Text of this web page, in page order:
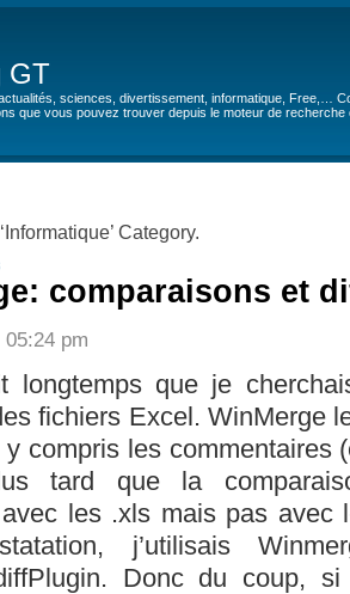
GT
sciences, divertissement, informatique, Free,…
que vous pouvez trouver depuis le moteur de recherche
Category.
comparaisons et
pm
longtemps que je
fichiers Excel. WinMerge
compris les commentaires
tard que la
les .xls mais pas avec
j’utilisais
Donc du coup,